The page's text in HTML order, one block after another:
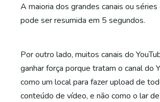
A maioria dos grandes canais ou séries
pode ser resumida em 5 segundos.
Por outro lado, muitos canais do
ganhar força porque tratam o canal do
como um local para fazer upload de
conteúdo de vídeo, e não como o lar